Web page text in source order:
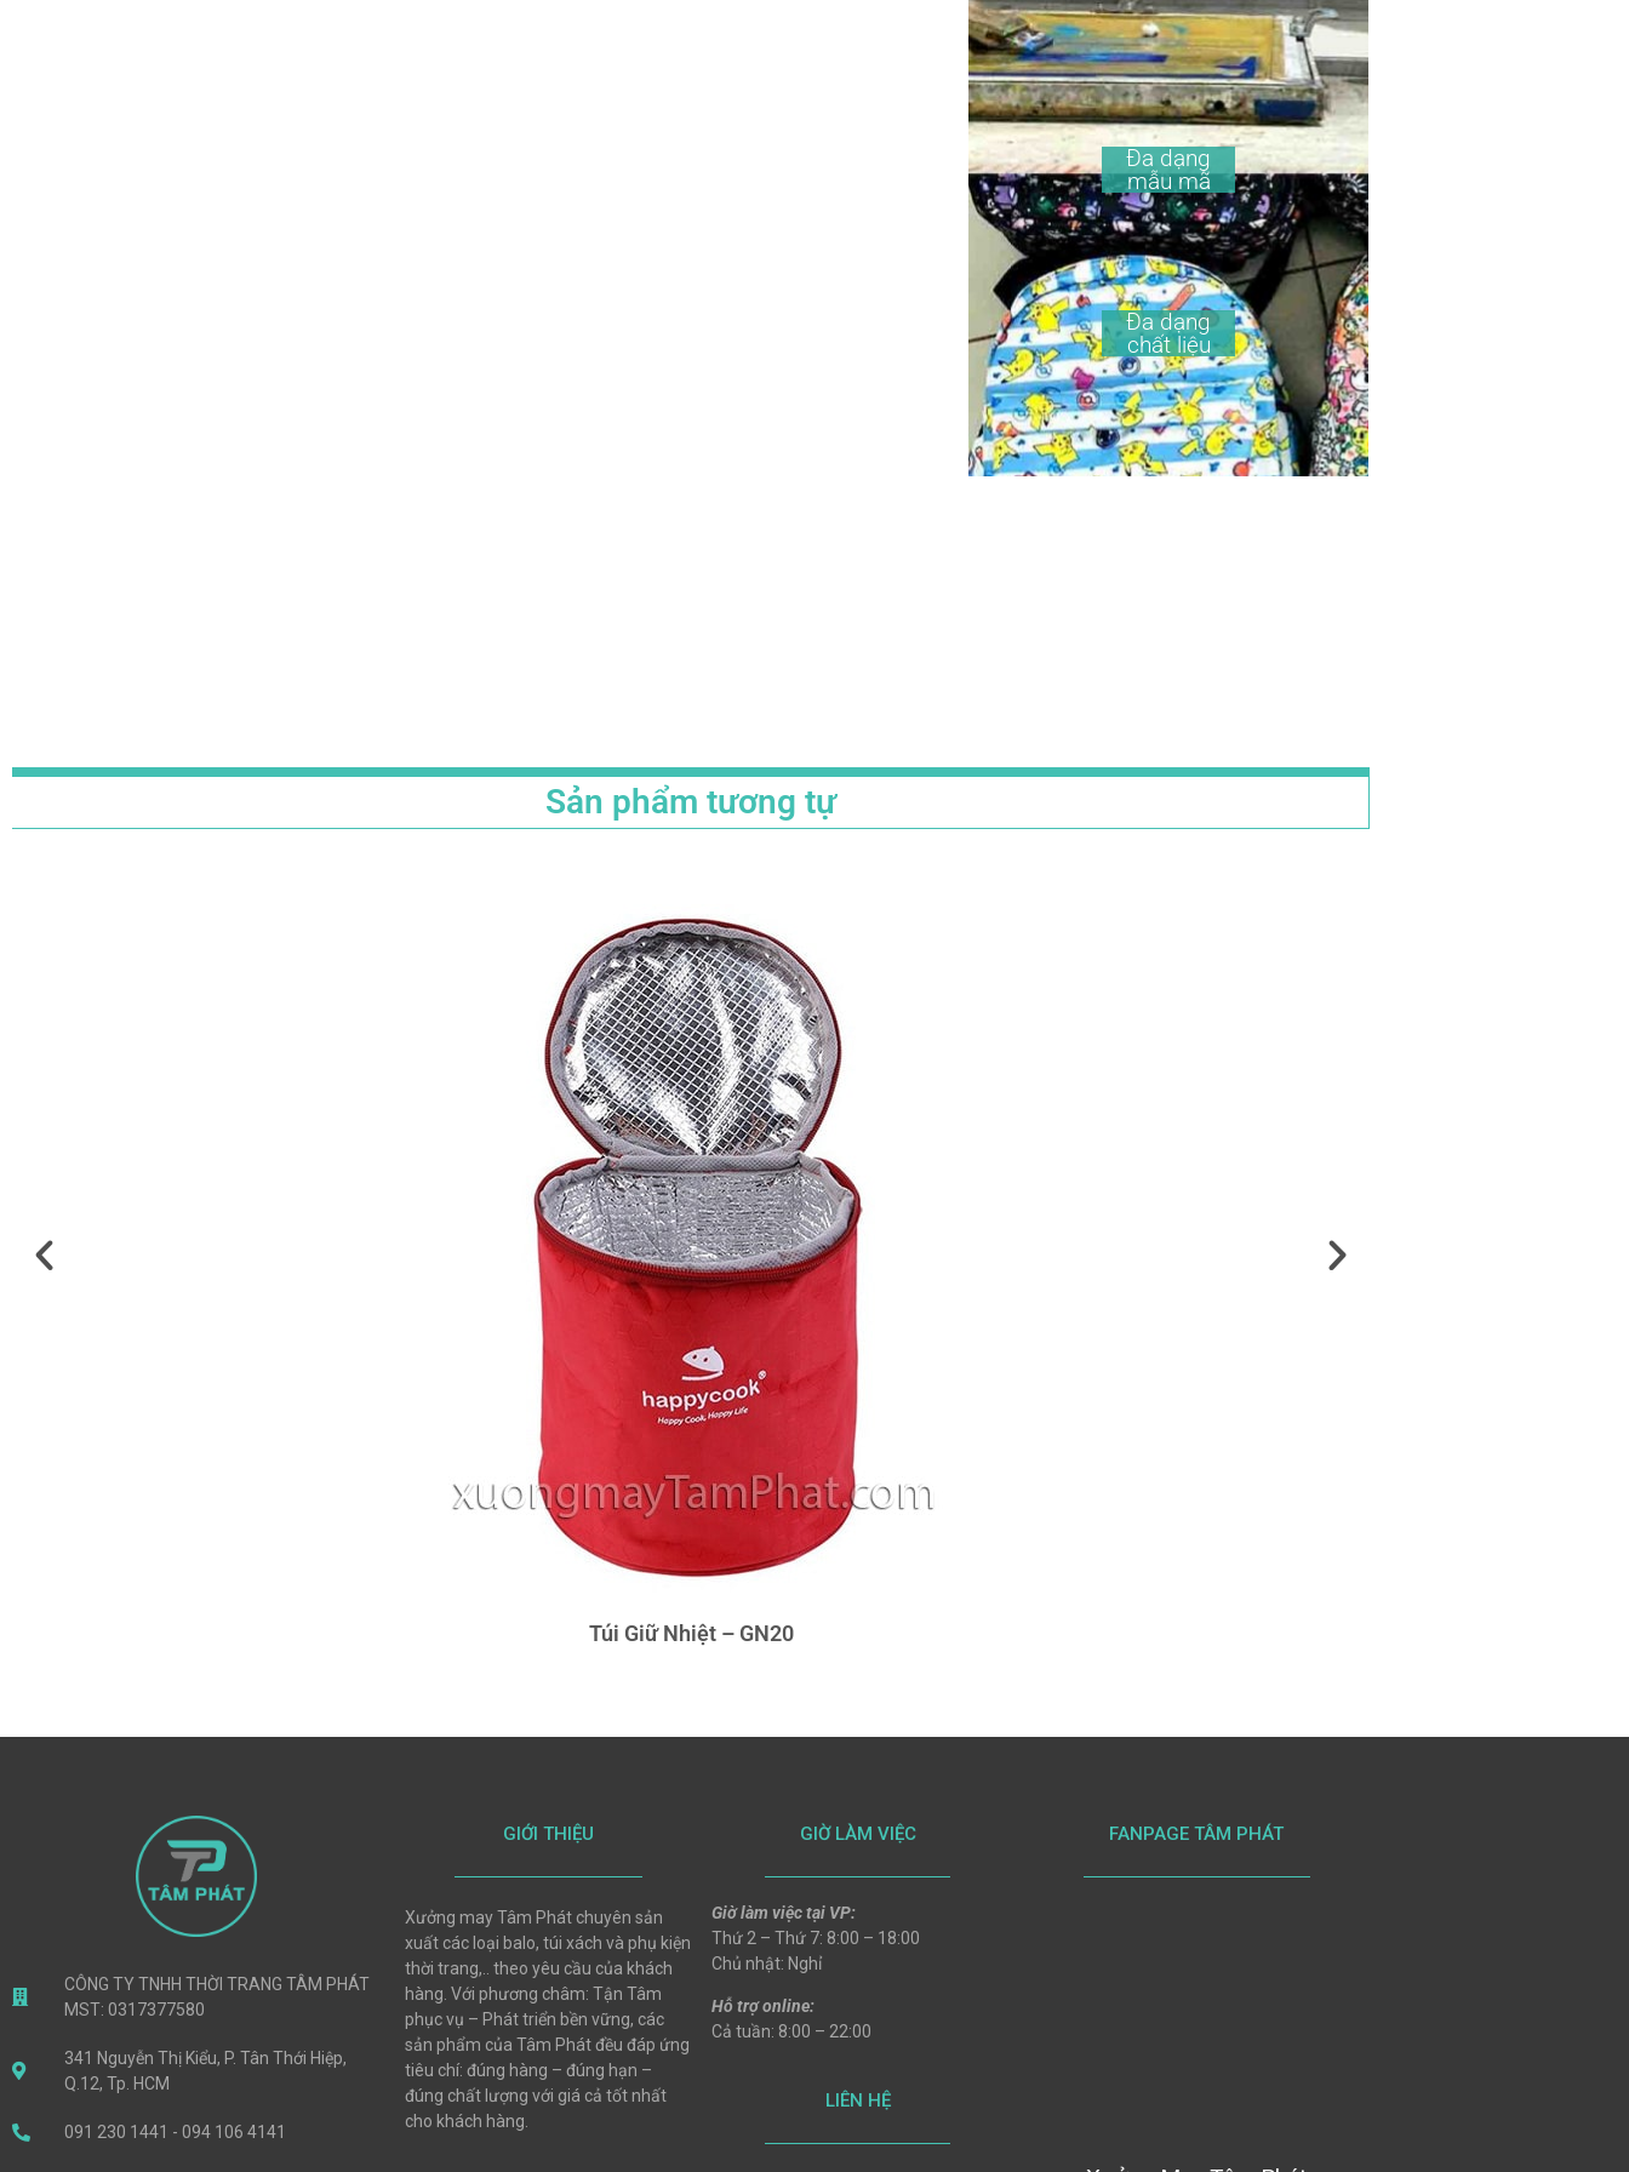
Đa dạng
mẫu mã
Đa dạng
chất liệu
Sản phẩm tương tự
Túi Giữ Nhiệt – GN20
CÔNG TY TNHH THỜI TRANG TÂM PHÁT
MST: 0317377580
341 Nguyễn Thị Kiểu, P. Tân Thới Hiệp,
Q.12, Tp. HCM
091 230 1441 - 094 106 4141
GIỚI THIỆU
Xưởng may Tâm Phát chuyên sản
xuất các loại balo, túi xách và phụ kiện
thời trang,.. theo yêu cầu của khách
hàng. Với phương châm: Tận Tâm
phục vụ – Phát triển bền vững, các
sản phẩm của Tâm Phát đều đáp ứng
tiêu chí: đúng hàng – đúng hạn –
đúng chất lượng với giá cả tốt nhất
cho khách hàng.
GIỜ LÀM VIỆC
Giờ làm việc tại VP:
Thứ 2 – Thứ 7: 8:00 – 18:00
Chủ nhật: Nghỉ
Hỗ trợ online:
Cả tuần: 8:00 – 22:00
LIÊN HỆ
FANPAGE TÂM PHÁT